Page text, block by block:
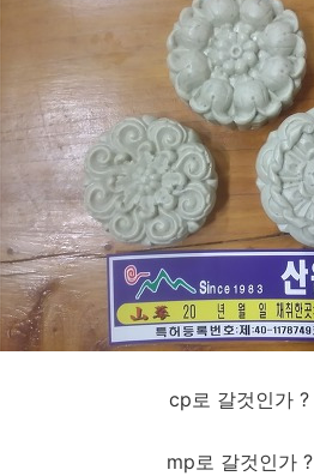
cp로 갈것인가 ?
mp로 갈것인가 ?